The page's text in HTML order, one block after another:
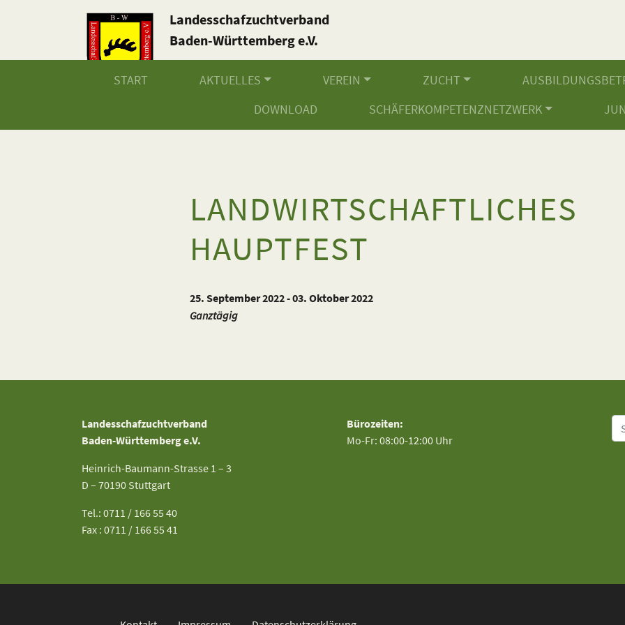
Landesschafzuchtverband
Baden-Württemberg e.V.
START AKTUELLES VEREIN ZUCHT
DOWNLOAD
SCHÄFERKOMPETENZNETZWERK
LANDWIRTSCHAFTLICHES
HAUPTFEST
25. September 2022 - 03. Oktober 2022
Ganztägig
Landesschafzuchtverband
Baden-Württemberg e.V.
Heinrich-Baumann-Strasse 1 – 3
D – 70190 Stuttgart
Tel.: 0711 / 166 55 40
Fax : 0711 / 166 55 41
Bürozeiten:
Mo-Fr: 08:00-12:00 Uhr